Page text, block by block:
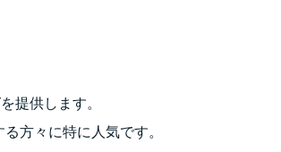
提供します。
方々に特に人気です。